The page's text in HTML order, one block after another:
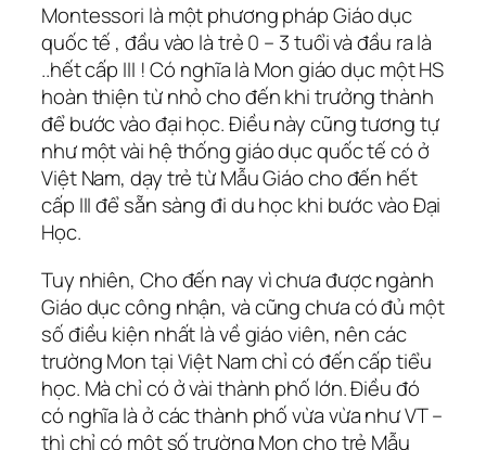
Montessori là một phương pháp Giáo dục
quốc tế , đầu vào là trẻ 0 – 3 tuổi và đầu ra là
..hết cấp III ! Có nghĩa là Mon giáo dục một HS
hoàn thiện từ nhỏ cho đến khi trưởng thành
để bước vào đại học. Điều này cũng tương tự
như một vài hệ thống giáo dục quốc tế có ở
Việt Nam, dạy trẻ từ Mẫu Giáo cho đến hết
cấp III để sẵn sàng đi du học khi bước vào Đại
Học.
Tuy nhiên, Cho đến nay vì chưa được ngành
Giáo dục công nhận, và cũng chưa có đủ một
số điều kiện nhất là về giáo viên, nên các
trường Mon tại Việt Nam chỉ có đến cấp tiểu
học. Mà chỉ có ở vài thành phố lớn. Điều đó
có nghĩa là ở các thành phố vừa vừa như VT –
thì chỉ có một số trường Mon cho trẻ Mẫu